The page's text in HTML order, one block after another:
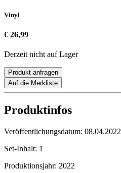
Vinyl
€ 26,99
Derzeit nicht auf Lager
Produkt anfragen
Auf die Merkliste
Produktinfos
Veröffentlichungsdatum: 08.04.2022
Set-Inhalt: 1
Produktionsjahr: 2022